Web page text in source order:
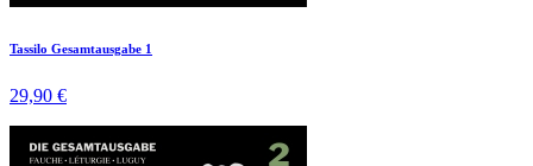
Tassilo Gesamtausgabe 1
29,90 €